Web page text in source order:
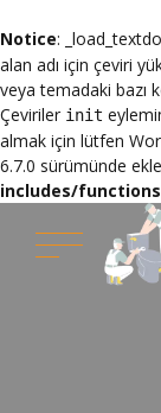
Notice:
alan adı için çeviri
veya temadaki bazı
Çeviriler init
almak için lütfen
6.7.0 sürümünde
includes/